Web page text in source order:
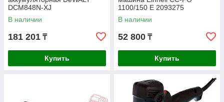
DCM848N-XJ
В наличии
181 201 ₸
Купить
1100/150 E 2093275
В наличии
52 800 ₸
Купить